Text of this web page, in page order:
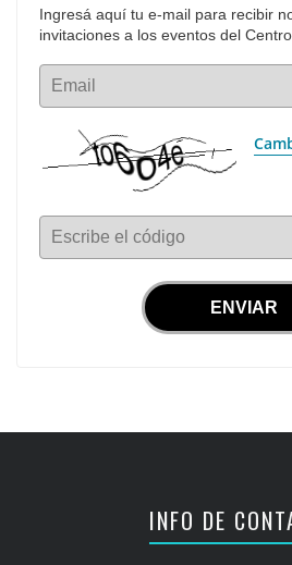
Ingresá aquí tu e-mail para recibir
invitaciones a los eventos del
Email
Escribe el código
INFO DE